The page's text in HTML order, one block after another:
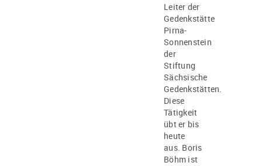
Leiter der
Gedenkstätte
Pirna-
Sonnenstein
der
Stiftung
Sächsische
Gedenkstätten.
Diese
Tätigkeit
übt er bis
heute
aus. Boris
Böhm ist